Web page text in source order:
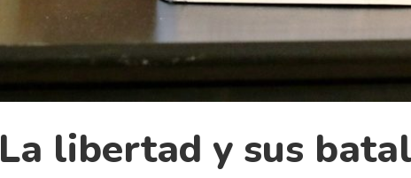
La libertad y sus